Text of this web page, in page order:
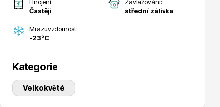
Hnojení:
Častěji
Zavlažování:
střední zálivka
Mrazuvzdornost:
-23°C
Kategorie
Velkokvěté